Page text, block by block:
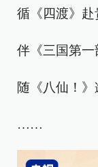
循《四渡》赴
伴《三国第
随《八仙！
……